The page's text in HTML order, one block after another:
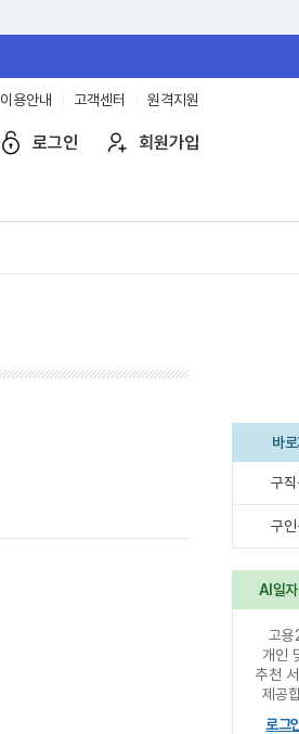
이용안내 고객센터 원격지원
로그인 회원가입
바
구
구
AI일
고
개인
추천
제공
로그